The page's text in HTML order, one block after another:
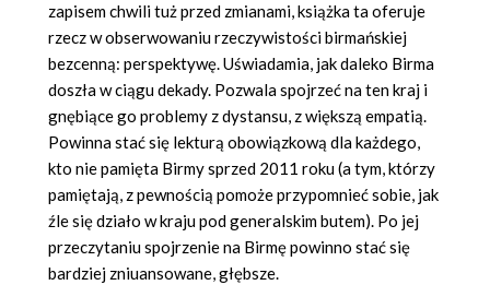
zapisem chwili tuż przed zmianami, książka ta oferuje
rzecz w obserwowaniu rzeczywistości birmańskiej
bezcenną: perspektywę. Uświadamia, jak daleko Birma
doszła w ciągu dekady. Pozwala spojrzeć na ten kraj i
gnębiące go problemy z dystansu, z większą empatią.
Powinna stać się lekturą obowiązkową dla każdego,
kto nie pamięta Birmy sprzed 2011 roku (a tym, którzy
pamiętają, z pewnością pomoże przypomnieć sobie, jak
źle się działo w kraju pod generalskim butem). Po jej
przeczytaniu spojrzenie na Birmę powinno stać się
bardziej zniuansowane, głębsze.